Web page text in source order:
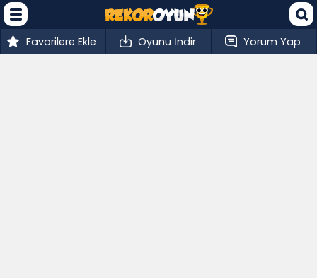
Favorilere Ekle Oyunu İndir Yorum Yap